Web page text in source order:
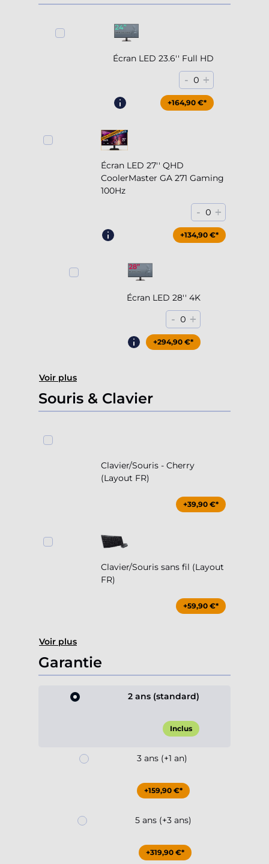
Écran LED 23.6'' Full HD
- 0 +
+164,90 €*
Écran LED 27'' QHD
CoolerMaster GA 271 Gaming
100Hz
- 0 +
+204,90 €*
+134,90 €*
Écran LED 28'' 4K
- 0 +
+294,90 €*
Voir plus
Souris & Clavier
Clavier/Souris - Cherry
(Layout FR)
+39,90 €*
Clavier/Souris sans fil (Layout
FR)
+59,90 €*
Voir plus
Garantie
2 ans (standard)
Inclus
3 ans (+1 an)
+159,90 €*
5 ans (+3 ans)
+319,90 €*